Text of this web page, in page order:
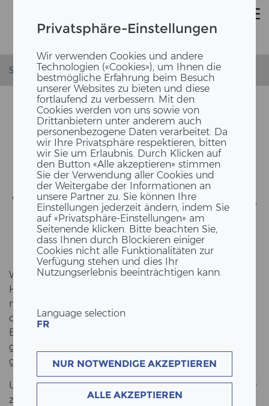
Privatsphäre-Einstellungen
Wir verwenden Cookies und andere
Technologien («Cookies»), um Ihnen die
bestmögliche Erfahrung beim Besuch
unserer Websites zu bieten und diese
fortlaufend zu verbessern. Mit den
Cookies werden von uns sowie von
Drittanbietern unter anderem auch
personenbezogene Daten verarbeitet. Da
wir Ihre Privatsphäre respektieren, bitten
wir Sie um Erlaubnis. Durch Klicken auf
den Button «Alle akzeptieren» stimmen
Sie der Verwendung aller Cookies und
der Weitergabe der Informationen an
unsere Partner zu. Sie können Ihre
Einstellungen jederzeit ändern, indem Sie
auf «Privatsphäre-Einstellungen» am
Seitenende klicken. Bitte beachten Sie,
dass Ihnen durch Blockieren einiger
Cookies nicht alle Funktionalitäten zur
Verfügung stehen und dies Ihr
Nutzungserlebnis beeinträchtigen kann.
Language selection
FR
NUR NOTWENDIGE AKZEPTIEREN
ALLE AKZEPTIEREN
Startseite Leistungen Systeme Holz-Hybridbau
TECH­NISCH DURCH­DACHT —
EIN­FACH IN­TE­GRIERT
Wer ef­fi­zi­ent pla­nen will, braucht Sys­tem. Der Holz-​
Hybridbau bie­tet In­ge­nieur*innen die Mög­lich­keit, in­
no­va­ti­ve Trag­wer­ke mit hoher Ma­te­ri­al­ef­fi­zi­enz und
di­gi­ta­ler Prä­zi­si­on zu rea­li­sie­ren. Trag­werks­pla­nung,
Brand­schutz, Akus­tik und Bau­phy­sik las­sen sich in­te­
griert und norm­ge­recht lösen – mit hohem Vor­fer­ti­
gungs­grad und kla­rer Aus­füh­rungs­lo­gik.
Un­se­re Holz-​Hybridlösungen sind auf tech­ni­sche Ef­fi­
zi­enz und Plan­bar­keit aus­ge­legt. Durch einen hohen